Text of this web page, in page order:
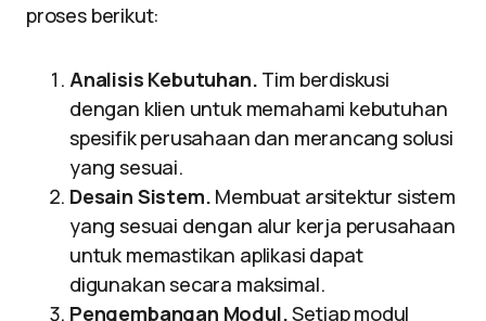
proses berikut:
Analisis Kebutuhan. Tim berdiskusi
dengan klien untuk memahami kebutuhan
spesifik perusahaan dan merancang solusi
yang sesuai.
Desain Sistem. Membuat arsitektur sistem
yang sesuai dengan alur kerja perusahaan
untuk memastikan aplikasi dapat
digunakan secara maksimal.
Pengembangan Modul.Setiap modul